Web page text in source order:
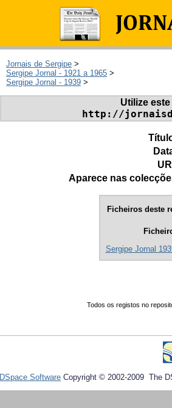
Jornais de Sergipe >
Sergipe Jornal - 1921 a 1965 >
Sergipe Jornal - 1939 >
Utilize
http://
Aparece nas
Ficheiros deste
Sergipe Jornal
Todos os registos no
DSpace Software Copyright © 2002-2009 The